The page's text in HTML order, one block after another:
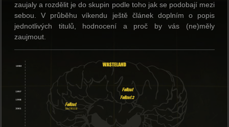
zaujaly a rozdělit je do skupin podle toho jak se podobají mezi
sebou. V průběhu víkendu ještě článek doplním o popis
jednotlivých titulů, hodnocení a proč by vás (ne)měly
zaujmout.